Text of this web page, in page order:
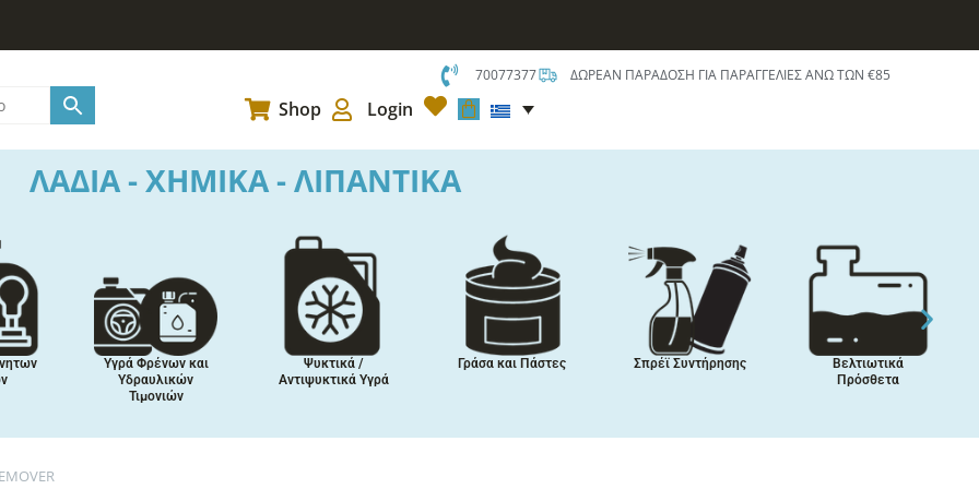
70077377 ΔΩΡΕΑΝ ΠΑΡΑΔΟΣΗ ΓΙΑ ΠΑΡΑΓΓΕΛΙΕΣ ΑΝΩ ΤΩΝ €85
Shop Login Cart
ΛΑΔΙΑ - ΧΗΜΙΚΑ - ΛΙΠΑΝΤΙΚΑ
Βελτιωτικά
Πρόσθετα
Κόλλες,
Στεγανοποιητικά,
Επικαλύψεις,
Περιποίηση
Χημικά
Κλιματιστικών